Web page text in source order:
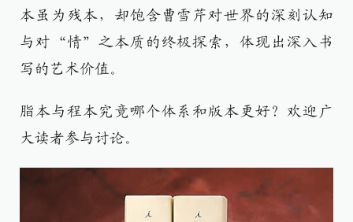
本虽为残本，却饱含曹雪芹对世界的深刻认知
与对“情”之本质的终极探索，体现出深入书
写的艺术价值。
脂本与程本究竟哪个体系和版本更好？欢迎广
大读者参与讨论。